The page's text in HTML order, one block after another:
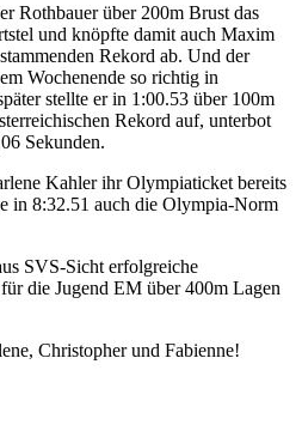
Rothbauer über 200m Brust das
und knöpfte damit auch Maxim
Rekord ab. Und der
Wochenende so richtig in
stellte er in 1:00.53 über 100m
Rekord auf, unterbot
Sekunden.
Kahler ihr Olympiaticket bereits
in 8:32.51 auch die Olympia-Norm
SVS-Sicht erfolgreiche
die Jugend EM über 400m Lagen
Christopher und Fabienne!